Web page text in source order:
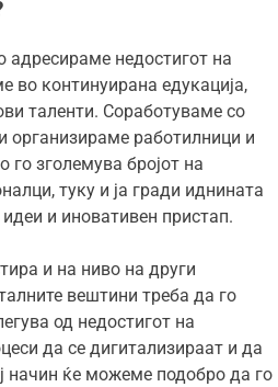
адресираме недостигот на
во континуирана едукација,
таленти. Соработуваме со
организираме работилници и
зголемува бројот на
туку и ја гради иднината
и иновативен пристап.
и на ниво на други
вештини треба да го
од недостигот на
да се дигитализираат и да
начин ќе можеме подобро да го